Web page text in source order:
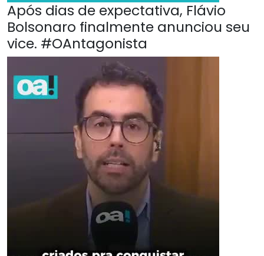
Após dias de expectativa, Flávio
Bolsonaro finalmente anunciou seu
vice. #OAntagonista